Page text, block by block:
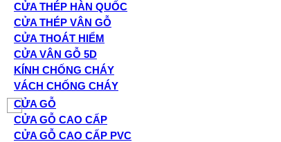
CỬA THÉP HÀN QUỐC
CỬA THÉP VÂN GỖ
CỬA THOÁT HIỂM
CỬA VÂN GỖ 5D
KÍNH CHỐNG CHÁY
VÁCH CHỐNG CHÁY
CỬA GỖ
CỬA GỖ CAO CẤP
CỬA GỖ CAO CẤP PVC